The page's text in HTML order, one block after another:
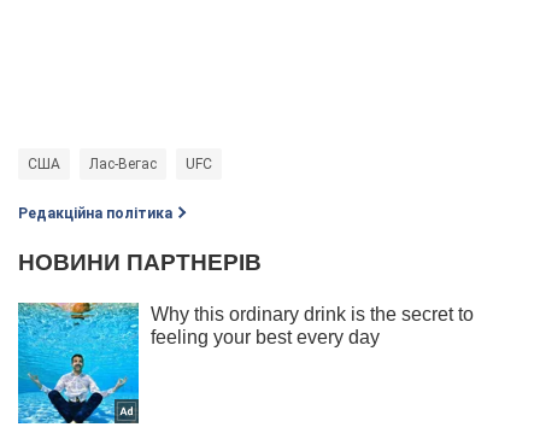
США Лас-Вегас UFC
Редакційна політика